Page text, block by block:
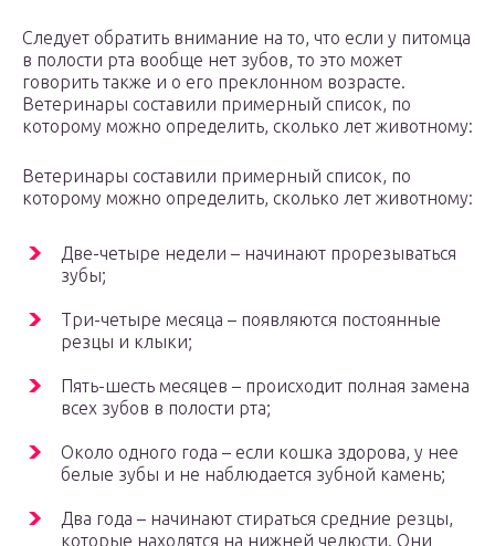
Следует обратить внимание на то, что если у питомца
в полости рта вообще нет зубов, то это может
говорить также и о его преклонном возрасте.
Ветеринары составили примерный список, по
которому можно определить, сколько лет животному:
Ветеринары составили примерный список, по
которому можно определить, сколько лет животному:
Две-четыре недели – начинают прорезываться
зубы;
Три-четыре месяца – появляются постоянные
резцы и клыки;
Пять-шесть месяцев – происходит полная замена
всех зубов в полости рта;
Около одного года – если кошка здорова, у нее
белые зубы и не наблюдается зубной камень;
Два года – начинают стираться средние резцы,
которые находятся на нижней челюсти. Они